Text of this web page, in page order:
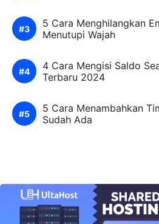
5 Cara Menghilangkan
Menutupi Wajah
4 Cara Mengisi Saldo
Terbaru 2024
5 Cara Menambahkan
Sudah Ada